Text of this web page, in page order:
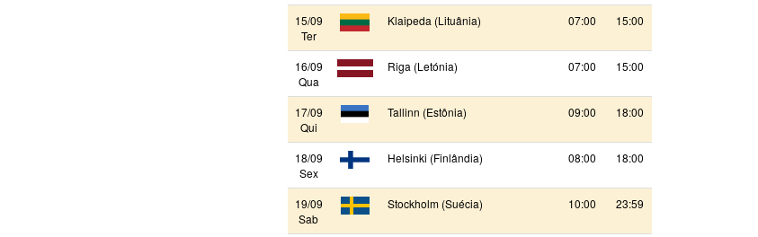
15/09
Ter
Klaipeda (Lituânia) 07:00 15:00
16/09
Qua
Riga (Letónia) 07:00 15:00
17/09
Qui
Tallinn (Estônia) 09:00 18:00
18/09
Sex
Helsinki (Finlândia) 08:00 18:00
19/09
Sab
Stockholm (Suécia) 10:00 23:59